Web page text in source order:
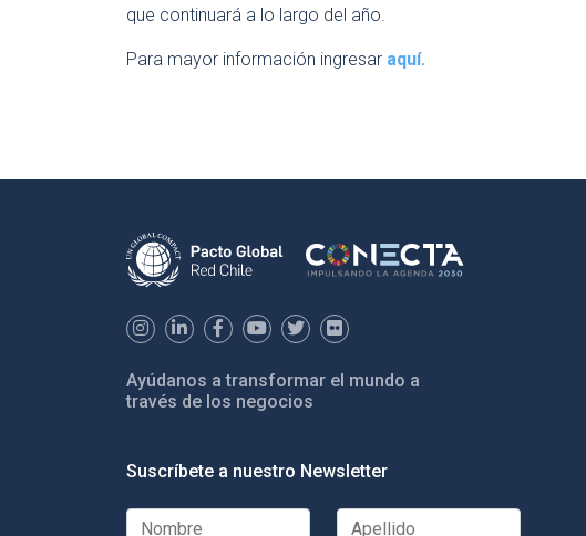
que continuará a lo largo del año.
Para mayor información ingresar aquí.
Ayúdanos a transformar el mundo a
través de los negocios
Suscríbete a nuestro Newsletter